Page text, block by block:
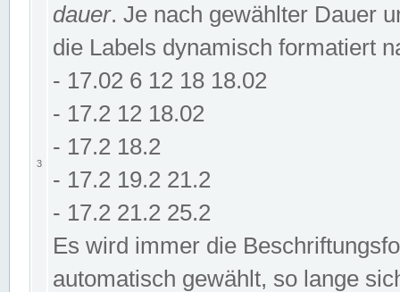
3
dauer. Je nach gewählter Dauer
die Labels dynamisch formatiert
- 17.02 6 12 18 18.02
- 17.2 12 18.02
- 17.2 18.2
- 17.2 19.2 21.2
- 17.2 21.2 25.2
Es wird immer die
automatisch gewählt, so lange